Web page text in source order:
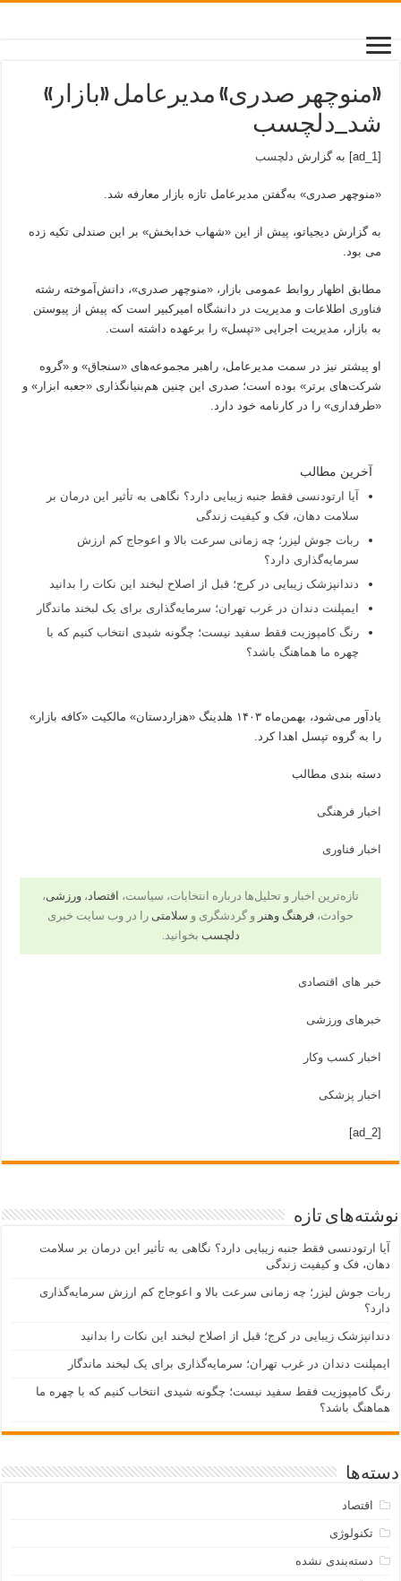
«منوچهر صدری» مدیرعامل «بازار»
شد_دلچسب
[ad_1] به گزارش دلچسب
«منوچهر صدری» به‌گفتن مدیرعامل تازه بازار معارفه شد.
به گزارش دیجیاتو، پیش از این «شهاب خدابخش» بر این صندلی تکیه زده
می بود.
مطابق اظهار روابط عمومی بازار، «منوچهر صدری»، دانش‌آموخته رشته
فناوری اطلاعات و مدیریت در دانشگاه امیرکبیر است که پیش از پیوستن
به بازار، مدیریت اجرایی «تپسل» را برعهده داشته است.
او پیشتر نیز در سمت مدیرعامل، راهبر مجموعه‌های «سنجاق» و «گروه
شرکت‌های برتر» بوده است؛ صدری این چنین هم‌بنیانگذاری «جعبه ابزار» و
«طرفداری» را در کارنامه خود دارد.
آخرین مطالب
آیا ارتودنسی فقط جنبه زیبایی دارد؟ نگاهی به تأثیر این درمان بر
سلامت دهان، فک و کیفیت زندگی
ربات جوش لیزر؛ چه زمانی سرعت بالا و اعوجاج کم ارزش
سرمایه‌گذاری دارد؟
دندانپزشک زیبایی در کرج؛ قبل از اصلاح لبخند این نکات را بدانید
ایمپلنت دندان در غرب تهران؛ سرمایه‌گذاری برای یک لبخند ماندگار
رنگ کامپوزیت فقط سفید نیست؛ چگونه شیدی انتخاب کنیم که با
چهره ما هماهنگ باشد؟
یادآور می‌شود، بهمن‌ماه ۱۴۰۳ هلدینگ «هزاردستان» مالکیت «کافه بازار»
را به گروه تپسل اهدا کرد.
دسته بندی مطالب
اخبار فرهنگی
اخبار فناوری
تازه‌ترین اخبار و تحلیل‌ها درباره انتخابات، سیاست، اقتصاد، ورزشی،
حوادث، فرهنگ وهنر و گردشگری و سلامتی را در وب سایت خبری
دلچسب بخوانید.
خبر های اقتصادی
خبرهای ورزشی
اخبار کسب وکار
اخبار پزشکی
[ad_2]
نوشته‌های تازه
آیا ارتودنسی فقط جنبه زیبایی دارد؟ نگاهی به تأثیر این درمان بر سلامت
دهان، فک و کیفیت زندگی
ربات جوش لیزر؛ چه زمانی سرعت بالا و اعوجاج کم ارزش سرمایه‌گذاری
دارد؟
دندانپزشک زیبایی در کرج؛ قبل از اصلاح لبخند این نکات را بدانید
ایمپلنت دندان در غرب تهران؛ سرمایه‌گذاری برای یک لبخند ماندگار
رنگ کامپوزیت فقط سفید نیست؛ چگونه شیدی انتخاب کنیم که با چهره ما
هماهنگ باشد؟
دسته‌ها
اقتصاد
تکنولوژی
دسته‌بندی نشده